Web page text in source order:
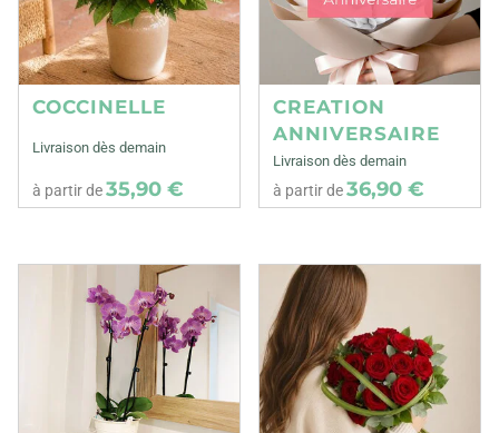
COCCINELLE
Livraison dès demain
à partir de35,90 €
CREATION
ANNIVERSAIRE
Livraison dès demain
à partir de36,90 €